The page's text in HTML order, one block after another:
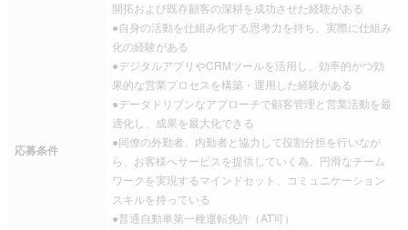
応募条件
開拓および既存顧客の深耕を成功させた経験がある
●自身の活動を仕組み化する思考力を持ち、実際に仕組み
化の経験がある
●デジタルアプリやCRMツールを活用し、効率的かつ効
果的な営業プロセスを構築・運用した経験がある
●データドリブンなアプローチで顧客管理と営業活動を最
適化し、成果を最大化できる
●同僚の外勤者、内勤者と協力して役割分担を行いなが
ら、お客様へサービスを提供していく為、円滑なチーム
ワークを実現するマインドセット、コミュニケーション
スキルを持っている
●普通自動車第一種運転免許（AT可）